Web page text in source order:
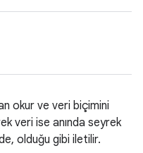
okur ve veri biçimini
veri ise anında seyrek
olduğu gibi iletilir.